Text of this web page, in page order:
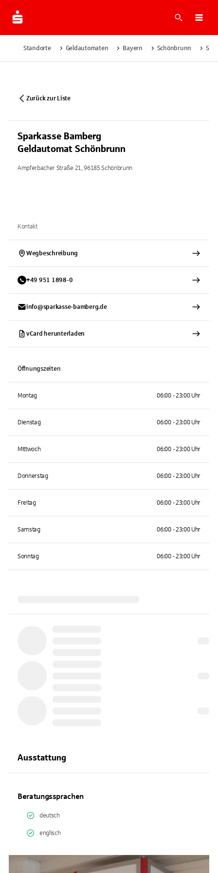
Suche
Standorte Geldautomaten Bayern Schönbrunn
Zurück zur Liste
Sparkasse Bamberg
Geldautomat Schönbrunn
Ampferbacher Straße 21, 96185 Schönbrunn
Kontakt
Wegbeschreibung
+49 951 1898-0
info@sparkasse-bamberg.de
vCard herunterladen
Öffnungszeiten
Montag 06:00 - 23:00 Uhr
Dienstag 06:00 - 23:00 Uhr
Mittwoch 06:00 - 23:00 Uhr
Donnerstag 06:00 - 23:00 Uhr
Freitag 06:00 - 23:00 Uhr
Samstag 06:00 - 23:00 Uhr
Sonntag 06:00 - 23:00 Uhr
Ausstattung
Beratungssprachen
deutsch
englisch